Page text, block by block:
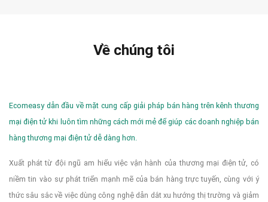
Về chúng tôi
Ecomeasy dẫn đầu về mặt cung cấp giải pháp bán hàng trên kênh thương
mại điện tử khi luôn tìm những cách mới mẻ để giúp các doanh nghiệp bán
hàng thương mại điện tử dễ dàng hơn.
Xuất phát từ đội ngũ am hiểu việc vận hành của thương mại điện tử, có
niềm tin vào sự phát triển mạnh mẽ của bán hàng trực tuyến, cùng với ý
thức sâu sắc về việc dùng công nghệ dẫn dắt xu hướng thị trường và giảm